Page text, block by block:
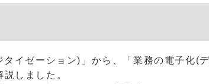
イゼーション)」から、「業務の電子化(
しました。